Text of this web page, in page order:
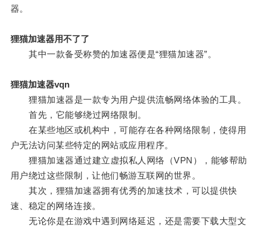
器。
狸猫加速器用不了了
其中一款备受称赞的加速器便是“狸猫加速器”。
狸猫加速器vqn
狸猫加速器是一款专为用户提供流畅网络体验的工具。
首先，它能够绕过网络限制。
在某些地区或机构中，可能存在各种网络限制，使得用
户无法访问某些特定的网站或应用程序。
狸猫加速器通过建立虚拟私人网络（VPN），能够帮助
用户绕过这些限制，让他们畅游互联网的世界。
其次，狸猫加速器拥有优秀的加速技术，可以提供快
速、稳定的网络连接。
无论你是在游戏中遇到网络延迟，还是需要下载大型文